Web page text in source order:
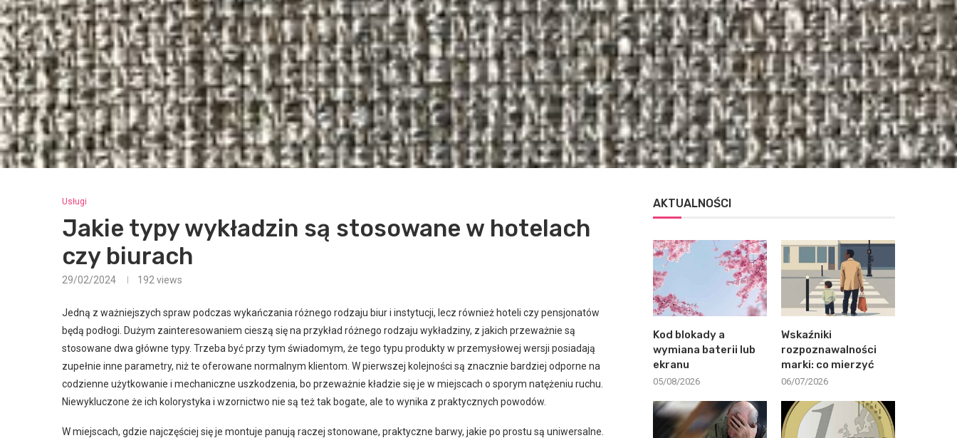
Usługi
Jakie typy wykładzin są stosowane w hotelach
czy biurach
29/02/2024 192 views
Jedną z ważniejszych spraw podczas wykańczania różnego rodzaju biur i instytucji, lecz również hoteli czy pensjonatów
będą podłogi. Dużym zainteresowaniem cieszą się na przykład różnego rodzaju wykładziny, z jakich przeważnie są
stosowane dwa główne typy. Trzeba być przy tym świadomym, że tego typu produkty w przemysłowej wersji posiadają
zupełnie inne parametry, niż te oferowane normalnym klientom. W pierwszej kolejności są znacznie bardziej odporne na
codzienne użytkowanie i mechaniczne uszkodzenia, bo przeważnie kładzie się je w miejscach o sporym natężeniu ruchu.
Niewykluczone że ich kolorystyka i wzornictwo nie są też tak bogate, ale to wynika z praktycznych powodów.
W miejscach, gdzie najczęściej się je montuje panują raczej stonowane, praktyczne barwy, jakie po prostu są uniwersalne.
AKTUALNOŚCI
Kod blokady a
wymiana baterii lub
ekranu
05/08/2026
Wskaźniki
rozpoznawalności
marki: co mierzyć
06/07/2026